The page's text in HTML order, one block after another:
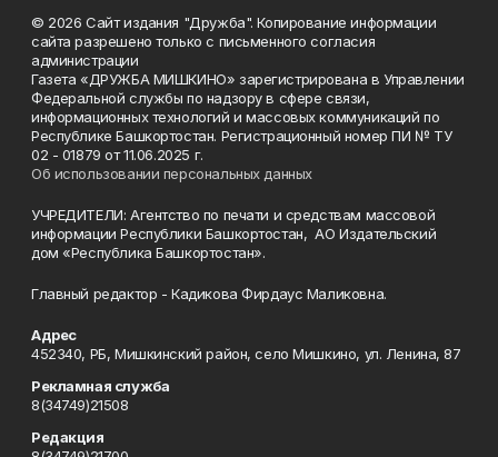
© 2026 Сайт издания "Дружба". Копирование информации
сайта разрешено только с письменного согласия
администрации
Газета «ДРУЖБА МИШКИНО» зарегистрирована в Управлении
Федеральной службы по надзору в сфере связи,
информационных технологий и массовых коммуникаций по
Республике Башкортостан. Регистрационный номер ПИ № ТУ
02 - 01879 от 11.06.2025 г.
Об использовании персональных данных
УЧРЕДИТЕЛИ: Агентство по печати и средствам массовой
информации Республики Башкортостан, АО Издательский
дом «Республика Башкортостан».
Главный редактор - Кадикова Фирдаус Маликовна.
Адрес
452340, РБ, Мишкинский район, село Мишкино, ул. Ленина, 87
Рекламная служба
8(34749)21508
Редакция